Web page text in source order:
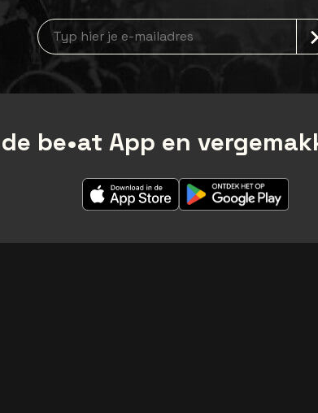
Nieuwsbrief aanmelding
be•at App en